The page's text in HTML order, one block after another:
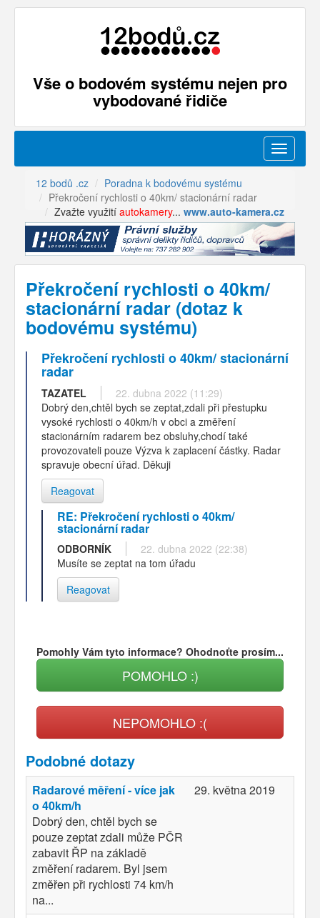
Vše o bodovém systému nejen pro
vybodované řidiče
Menu
12 bodů .cz
Poradna k bodovému systému
Překročení rychlosti o 40km/ stacionární radar
Zvažte využití autokamery... www.auto-kamera.cz
Překročení rychlosti o 40km/
stacionární radar (dotaz k
bodovému systému)
Překročení rychlosti o 40km/ stacionární
radar
TAZATEL
22. dubna 2022 (11:29)
Dobrý den,chtěl bych se zeptat,zdali při přestupku
vysoké rychlosti o 40km/h v obci a změření
stacionárním radarem bez obsluhy,chodí také
provozovateli pouze Výzva k zaplacení částky. Radar
spravuje obecní úřad. Děkuji
Reagovat
RE: Překročení rychlosti o 40km/
stacionární radar
ODBORNÍK
22. dubna 2022 (22:38)
Musíte se zeptat na tom úřadu
Reagovat
Pomohly Vám tyto informace? Ohodnoťte prosím...
POMOHLO :)
NEPOMOHLO :(
Podobné dotazy
Radarové měření - více jak
o 40km/h
Dobrý den, chtěl bych se
pouze zeptat zdali může PČR
zabavit ŘP na základě
změření radarem. Byl jsem
změřen při rychlosti 74 km/h
na...
29. května 2019